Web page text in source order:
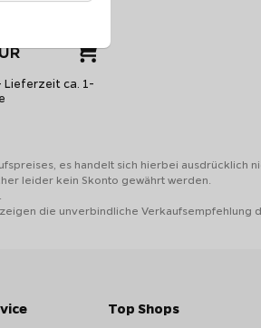
die Garraumtemperatur regeln
es bislang gewohnt waren. Mit den
Lieferzeit ca. 1-
es handelt sich hierbei ausdrücklich
leider kein Skonto gewährt werden.
die unverbindliche Verkaufsempfehlung
Top Shops